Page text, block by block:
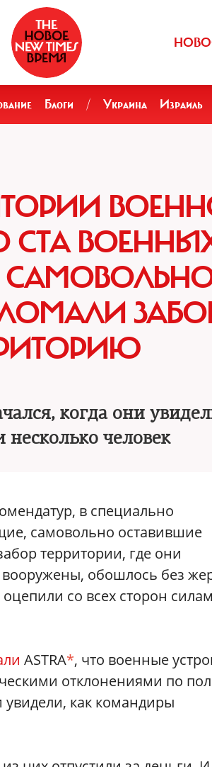
Блоги / Украина Израиль
когда они
человек
в специально
самовольно оставившие
территории, где они
обошлось без
со всех сторон
ASTRA*, что военные
отклонениями по
увидели, как командиры